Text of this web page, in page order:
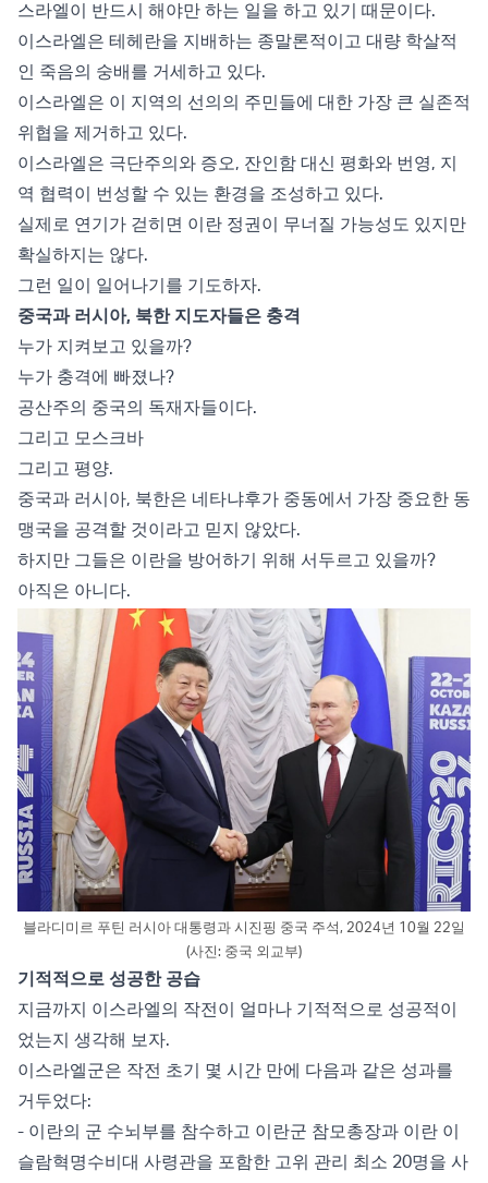
스라엘이 반드시 해야만 하는 일을 하고 있기 때문이다.
이스라엘은 테헤란을 지배하는 종말론적이고 대량 학살적
인 죽음의 숭배를 거세하고 있다.
이스라엘은 이 지역의 선의의 주민들에 대한 가장 큰 실존적
위협을 제거하고 있다.
이스라엘은 극단주의와 증오, 잔인함 대신 평화와 번영, 지
역 협력이 번성할 수 있는 환경을 조성하고 있다.
실제로 연기가 걷히면 이란 정권이 무너질 가능성도 있지만
확실하지는 않다.
그런 일이 일어나기를 기도하자.
중국과 러시아, 북한 지도자들은 충격
누가 지켜보고 있을까?
누가 충격에 빠졌나?
공산주의 중국의 독재자들이다.
그리고 모스크바
그리고 평양.
중국과 러시아, 북한은 네타냐후가 중동에서 가장 중요한 동
맹국을 공격할 것이라고 믿지 않았다.
하지만 그들은 이란을 방어하기 위해 서두르고 있을까?
아직은 아니다.
블라디미르 푸틴 러시아 대통령과 시진핑 중국 주석, 2024년 10월 22일
(사진: 중국 외교부)
기적적으로 성공한 공습
지금까지 이스라엘의 작전이 얼마나 기적적으로 성공적이
었는지 생각해 보자.
이스라엘군은 작전 초기 몇 시간 만에 다음과 같은 성과를
거두었다:
- 이란의 군 수뇌부를 참수하고 이란군 참모총장과 이란 이
슬람혁명수비대 사령관을 포함한 고위 관리 최소 20명을 사